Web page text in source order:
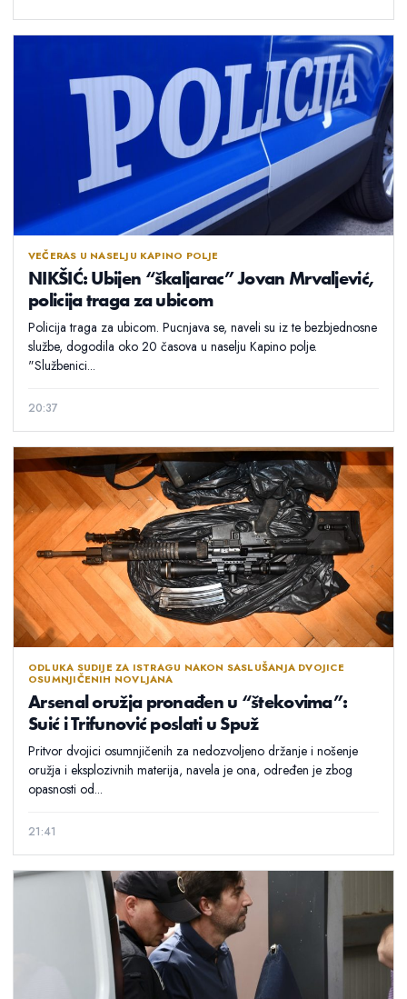
VEČERAS U NASELJU KAPINO POLJE
NIKŠIĆ: Ubijen “škaljarac” Jovan Mrvaljević,
policija traga za ubicom
Policija traga za ubicom. Pucnjava se, naveli su iz te bezbjednosne
službe, dogodila oko 20 časova u naselju Kapino polje.
"Službenici...
20:37
ODLUKA SUDIJE ZA ISTRAGU NAKON SASLUŠANJA DVOJICE
OSUMNJIČENIH NOVLJANA
Arsenal oružja pronađen u “štekovima”:
Suić i Trifunović poslati u Spuž
Pritvor dvojici osumnjičenih za nedozvoljeno držanje i nošenje
oružja i eksplozivnih materija, navela je ona, određen je zbog
opasnosti od...
21:41